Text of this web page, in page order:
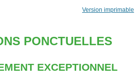
Version imprimable
PONCTUELLES
EXCEPTIONNEL